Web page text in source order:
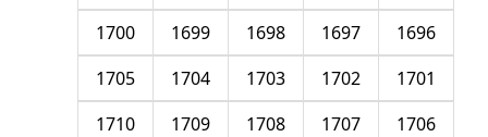
1696
1697
1698
1699
1700
1701
1702
1703
1704
1705
1706
1707
1708
1709
1710